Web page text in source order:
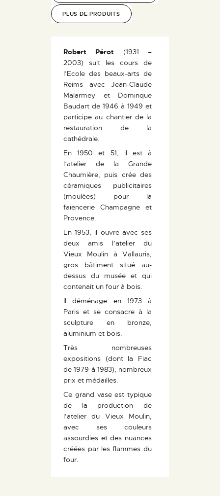
PLUS DE PRODUITS
Robert Pérot (1931 –
2003) suit les cours de
l’Ecole des beaux-arts de
Reims avec Jean-Claude
Malarmey et Dominque
Baudart de 1946 à 1949 et
participe au chantier de la
restauration de la
cathédrale.
En 1950 et 51, il est à
l’atelier de la Grande
Chaumière, puis crée des
céramiques publicitaires
(moulées) pour la
faïencerie Champagne et
Provence.
En 1953, il ouvre avec ses
deux amis l’atelier du
Vieux Moulin à Vallauris,
gros bâtiment situé au-
dessus du musée et qui
contenait un four à bois.
Il déménage en 1973 à
Paris et se consacre à la
sculpture en bronze,
aluminium et bois.
Très nombreuses
expositions (dont la Fiac
de 1979 à 1983), nombreux
prix et médailles.
Ce grand vase est typique
de la production de
l’atelier du Vieux Moulin,
avec ses couleurs
assourdies et des nuances
créées par les flammes du
four.